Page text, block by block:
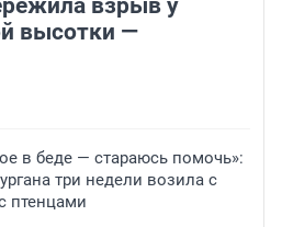
высотки —
в беде — стараюсь помочь»:
три недели возила с
птенцами